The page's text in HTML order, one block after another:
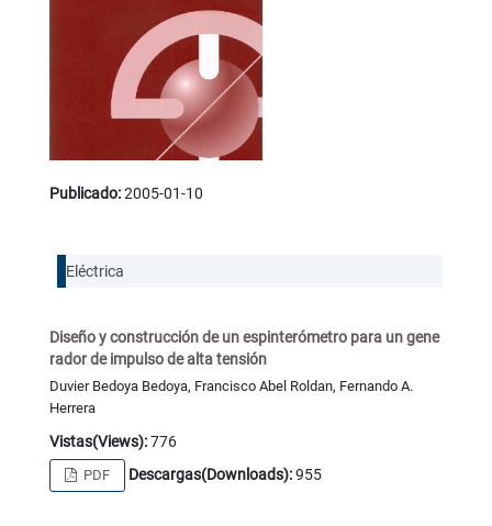
Publicado:2005-01-10
Eléctrica
Diseño y construcción de un espinterómetro para un gene
rador de impulso de alta tensión
Duvier Bedoya Bedoya, Francisco Abel Roldan, Fernando A.
Herrera
Vistas(Views):776
PDF Descargas(Downloads):955